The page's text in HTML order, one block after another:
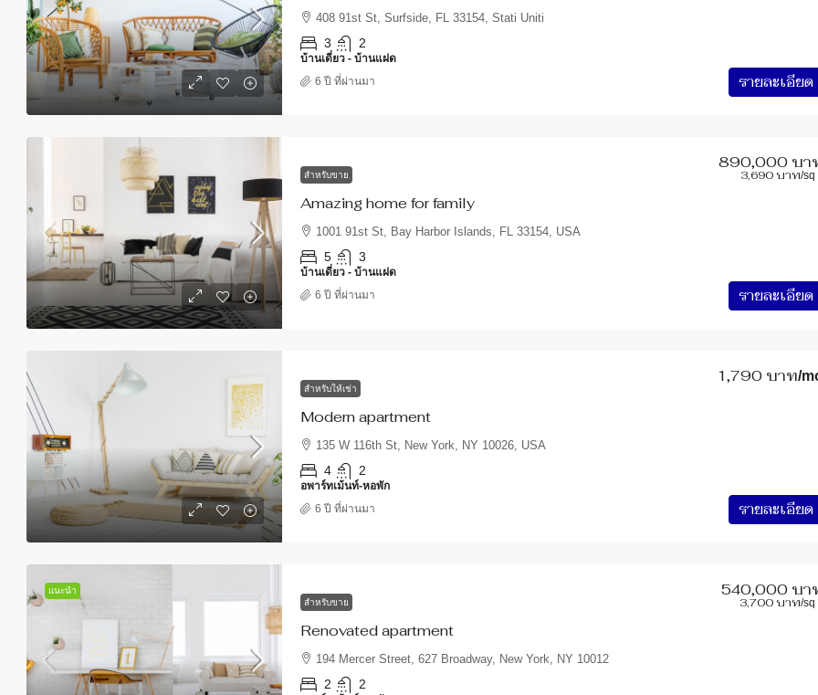
408 91st St, Surfside, FL 33154, Stati Uniti
3 2
บ้านเดี่ยว - บ้านแฝด
รายละเอียด
6 ปี ที่ผ่านมา
สำหรับขาย
Amazing home for family
890,000 บา
3,690 บาท/sq
1001 91st St, Bay Harbor Islands, FL 33154, USA
5 3
บ้านเดี่ยว - บ้านแฝด
รายละเอียด
6 ปี ที่ผ่านมา
สำหรับให้เช่า
Modern apartment
1,790 บาท/
135 W 116th St, New York, NY 10026, USA
4 2
อพาร์ทเม้นท์-หอพัก
รายละเอียด
6 ปี ที่ผ่านมา
แนะนำ
สำหรับขาย
Renovated apartment
540,000 บา
3,700 บาท/sq
194 Mercer Street, 627 Broadway, New York, NY 10012
2 2